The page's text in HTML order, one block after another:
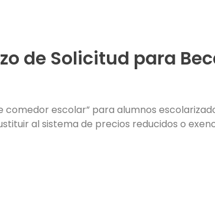
de Solicitud para
comedor escolar” para alumnos
al sistema de precios reducidos o